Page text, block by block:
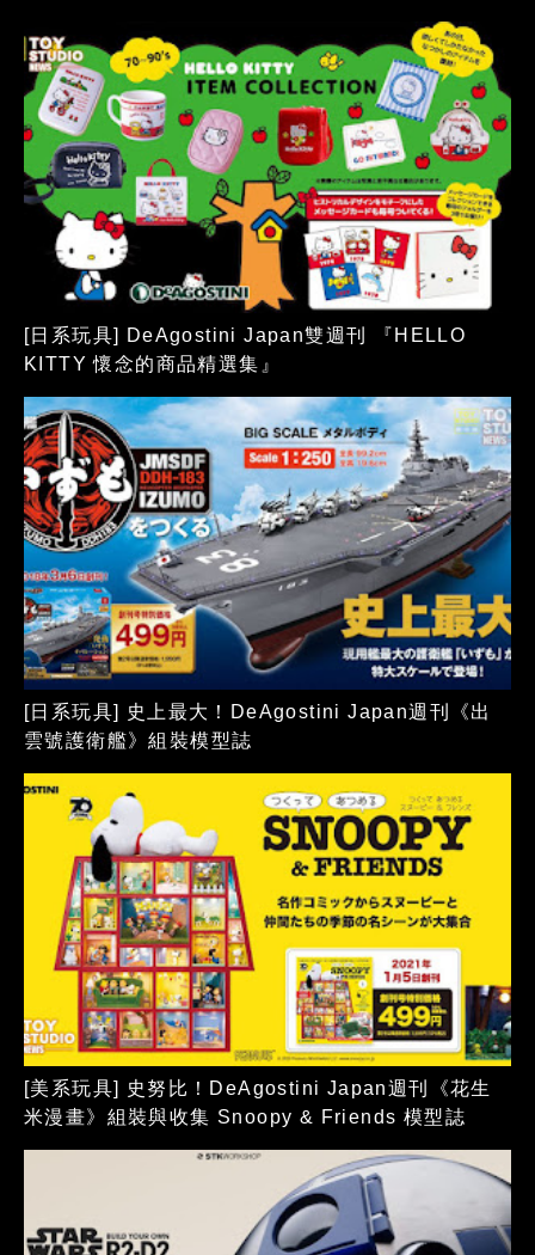
[日系玩具] DeAgostini Japan雙週刊 『HELLO
KITTY 懷念的商品精選集』
[日系玩具] 史上最大！DeAgostini Japan週刊《出
雲號護衛艦》組裝模型誌
[美系玩具] 史努比！DeAgostini Japan週刊《花生
米漫畫》組裝與收集 Snoopy & Friends 模型誌